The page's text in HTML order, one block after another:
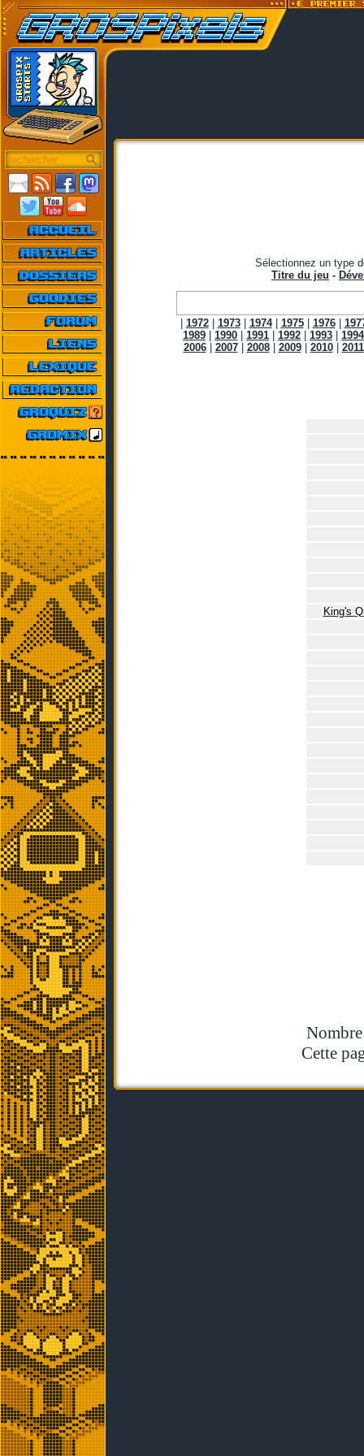
Sélectionnez un type
Titre du jeu -
1972| 1973| 1974| 1975| 1976|
1989
1990 1991 1992 1993
1994
2006| 2007| 2008| 2009| 2010| 2011
King's
Cette